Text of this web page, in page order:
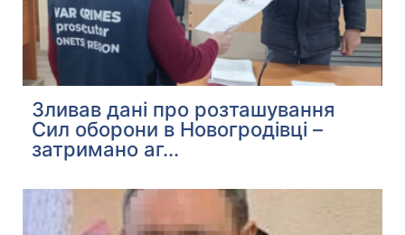
Зливав дані про розташування
Сил оборони в Новогродівці –
затримано аг...